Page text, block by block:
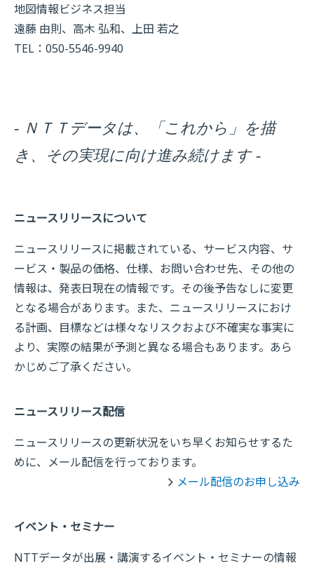
地図情報ビジネス担当
遠藤 由則、高木 弘和、上田 若之
TEL：050-5546-9940
- ＮＴＴデータは、「これから」を描
き、その実現に向け進み続けます -
ニュースリリースについて
ニュースリリースに掲載されている、サービス内容、サ
ービス・製品の価格、仕様、お問い合わせ先、その他の
情報は、発表日現在の情報です。その後予告なしに変更
となる場合があります。また、ニュースリリースにおけ
る計画、目標などは様々なリスクおよび不確実な事実に
より、実際の結果が予測と異なる場合もあります。あら
かじめご了承ください。
ニュースリリース配信
ニュースリリースの更新状況をいち早くお知らせするた
めに、メール配信を行っております。
メール配信のお申し込み
イベント・セミナー
NTTデータが出展・講演するイベント・セミナーの情報